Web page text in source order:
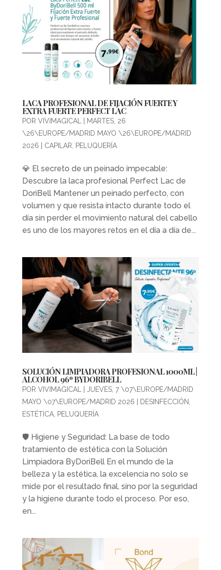
LACA PROFESIONAL DE FIJACIÓN FUERTE Y
EXTRA FUERTE PERFECT LAC
POR VIVIMAGICAL|
MARTES, 26
\26\EUROPE/MADRID MAYO \26\EUROPE/MADRID
2026
CAPILAR, PELUQUERÍA
💎 El secreto de un peinado impecable:
Descubre la laca profesional Perfect Lac de
DoriBell Mantener un peinado perfecto, con
volumen y que resista intacto durante todo el
día sin perder el movimiento natural del cabello
es uno de los mayores retos en el día a día de...
SOLUCIÓN LIMPIADORA PROFESIONAL 1000ML |
ALCOHOL 96º BYDORIBELL
POR VIVIMAGICAL
JUEVES, 7 \07\EUROPE/MADRID
MAYO \07\EUROPE/MADRID 2026
DESINFECCIÓN
ESTÉTICA, PELUQUERÍA
🛡️ Higiene y Seguridad: La base de todo
tratamiento de estética con la Solución
Limpiadora ByDoriBell En el mundo de la
belleza y la estética, la excelencia no solo se
mide por el resultado final, sino por la seguridad
y la higiene durante todo el proceso. Por eso,
en...